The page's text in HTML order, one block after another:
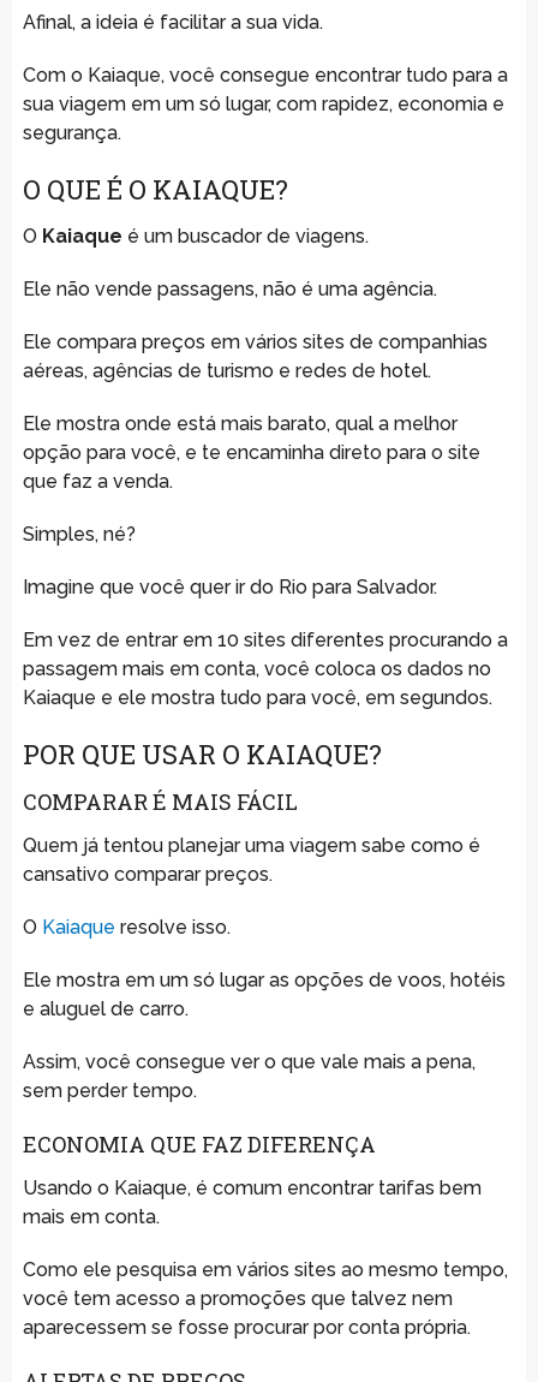
Afinal, a ideia é facilitar a sua vida.
Com o Kaiaque, você consegue encontrar tudo para a
sua viagem em um só lugar, com rapidez, economia e
segurança.
O QUE É O KAIAQUE?
O Kaiaque é um buscador de viagens.
Ele não vende passagens, não é uma agência.
Ele compara preços em vários sites de companhias
aéreas, agências de turismo e redes de hotel.
Ele mostra onde está mais barato, qual a melhor
opção para você, e te encaminha direto para o site
que faz a venda.
Simples, né?
Imagine que você quer ir do Rio para Salvador.
Em vez de entrar em 10 sites diferentes procurando a
passagem mais em conta, você coloca os dados no
Kaiaque e ele mostra tudo para você, em segundos.
POR QUE USAR O KAIAQUE?
COMPARAR É MAIS FÁCIL
Quem já tentou planejar uma viagem sabe como é
cansativo comparar preços.
O Kaiaque resolve isso.
Ele mostra em um só lugar as opções de voos, hotéis
e aluguel de carro.
Assim, você consegue ver o que vale mais a pena,
sem perder tempo.
ECONOMIA QUE FAZ DIFERENÇA
Usando o Kaiaque, é comum encontrar tarifas bem
mais em conta.
Como ele pesquisa em vários sites ao mesmo tempo,
você tem acesso a promoções que talvez nem
aparecessem se fosse procurar por conta própria.